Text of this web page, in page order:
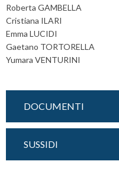
n
Roberta GAMBELLA
Cristiana ILARI
Emma LUCIDI
Gaetano TORTORELLA
Yumara VENTURINI
DOCUMENTI
SUSSIDI